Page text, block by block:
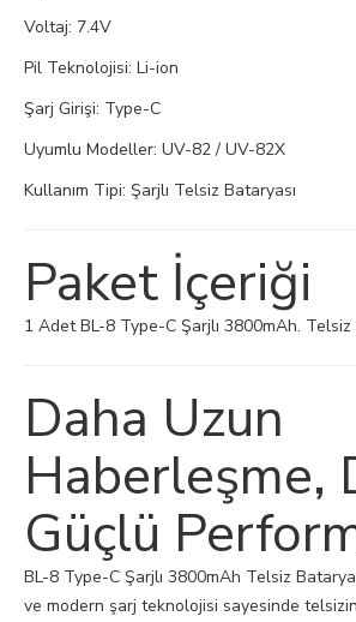
Voltaj: 7.4V
Pil Teknolojisi: Li-ion
Şarj Girişi: Type-C
Uyumlu Modeller: UV-82 / UV-82X
Kullanım Tipi: Şarjlı Telsiz Bataryası
Paket İçeriği
1 Adet BL-8 Type-C Şarjlı 3800mAh. Telsiz
Daha Uzun
Haberleşme,
Güçlü
BL-8 Type-C Şarjlı 3800mAh Telsiz
ve modern şarj teknolojisi sayesinde